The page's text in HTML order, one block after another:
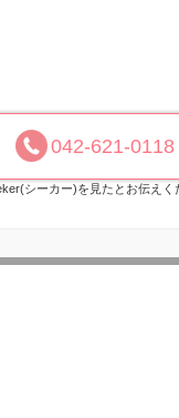
042-621-0118
シーカー)を見たとお伝えく